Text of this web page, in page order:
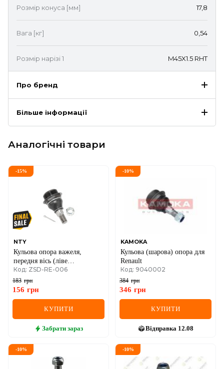
Розмір конуса [мм] 17,8
Вага [кг] 0,54
Розмір нарізі 1 M45X1.5 RHT
Про бренд
Більше інформації
Аналогічні товари
-15%
NTY
Кульова опора важеля,
передня вісь (ліве
різьблення) Renault Master III
+ Opel Movano B 10->
Код: ZSD-RE-006
183 грн
156 грн
КУПИТИ
Забрати зараз
-10%
KAMOKA
Кульова (шарова) опора для
Renault
Код: 9040002
384 грн
346 грн
КУПИТИ
Відправка 12.08
-10% -10%